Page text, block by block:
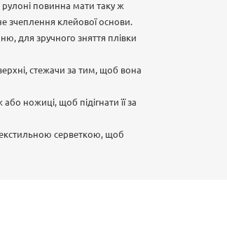
повинна мати таку ж
зчеплення клейової основи.
для зручного зняття плівки
стежачи за тим, щоб вона
ножиці, щоб підігнати її за
серветкою, щоб